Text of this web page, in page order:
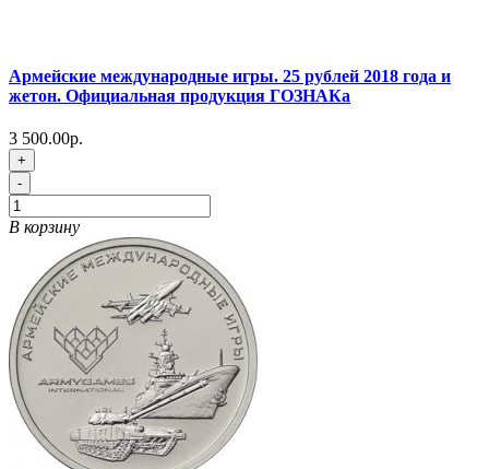
Армейские международные игры. 25 рублей 2018 года и
жетон. Официальная продукция ГОЗНАКа
3 500.00р.
+
-
В корзину